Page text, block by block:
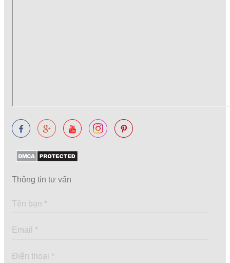
Thông tin tư vấn